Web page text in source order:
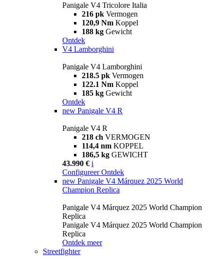
Panigale V4 Tricolore Italia
216 pk Vermogen
120,9 Nm Koppel
188 kg Gewicht
Ontdek
V4 Lamborghini
Panigale V4 Lamborghini
218.5 pk Vermogen
122.1 Nm Koppel
185 kg Gewicht
Ontdek
new Panigale V4 R
Panigale V4 R
218 ch VERMOGEN
114,4 nm KOPPEL
186,5 kg GEWICHT
43.990 € i
Configureer Ontdek
new Panigale V4 Márquez 2025 World
Champion Replica
Panigale V4 Márquez 2025 World Champion
Replica
Panigale V4 Márquez 2025 World Champion
Replica
Ontdek meer
Streetfighter